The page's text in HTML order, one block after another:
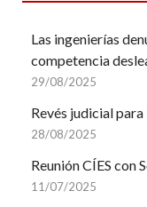
Las ingenierías
competencia
29/08/2025
Revés judicial
28/08/2025
Reunión CÍES con
11/07/2025